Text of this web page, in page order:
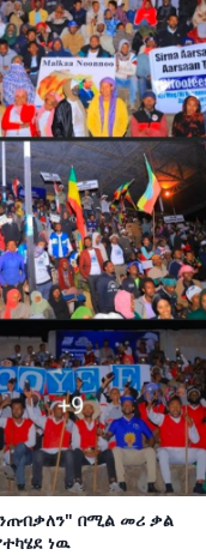
በሚል መሪ ቃል
ነዉ